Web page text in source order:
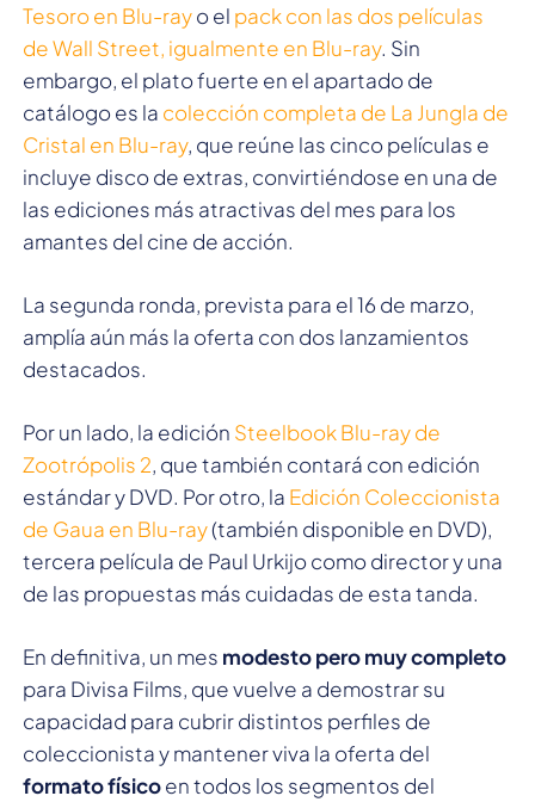
Tesoro en Blu-rayo el pack con las dos películas
de Wall Street, igualmente en Blu-ray. Sin
embargo, el plato fuerte en el apartado de
catálogo es la colección completa de La Jungla de
Cristal en Blu-ray, que reúne las cinco películas e
incluye disco de extras, convirtiéndose en una de
las ediciones más atractivas del mes para los
amantes del cine de acción.
La segunda ronda, prevista para el 16 de marzo,
amplía aún más la oferta con dos lanzamientos
destacados.
Por un lado, la edición Steelbook Blu-ray de
Zootrópolis 2, que también contará con edición
estándar y DVD. Por otro, la Edición Coleccionista
de Gaua en Blu-ray(también disponible en DVD),
tercera película de Paul Urkijo como director y una
de las propuestas más cuidadas de esta tanda.
En definitiva, un mes modesto pero muy completo
para Divisa Films, que vuelve a demostrar su
capacidad para cubrir distintos perfiles de
coleccionista y mantener viva la oferta del
formato físicoen todos los segmentos del